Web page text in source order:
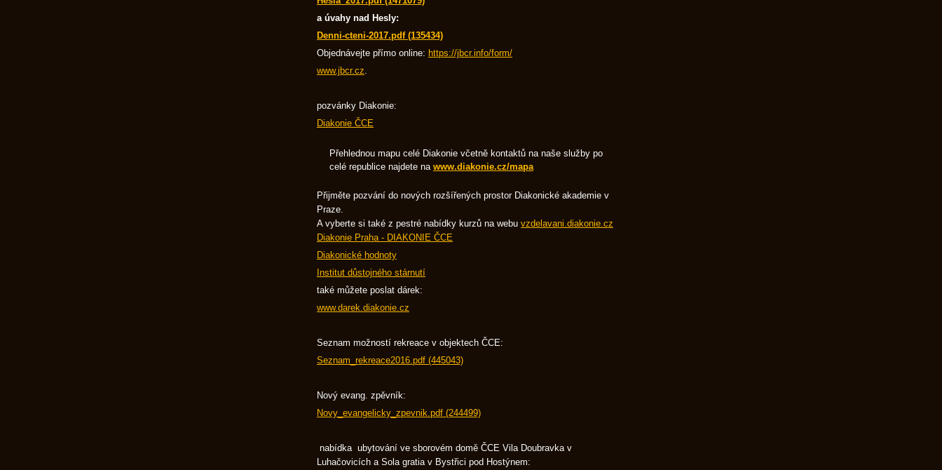
a úvahy nad Hesly:
Denni-cteni-2017.pdf (135434)
Objednávejte přímo online: https://jbcr.info/form/
www.jbcr.cz.
pozvánky Diakonie:
Diakonie ČCE
Přehlednou mapu celé Diakonie včetně kontaktů na naše služby po
celé republice najdete na www.diakonie.cz/mapa
Přijměte pozvání do nových rozšířených prostor Diakonické akademie v
Praze.
A vyberte si také z pestré nabídky kurzů na webu vzdelavani.diakonie.cz
Diakonie Praha - DIAKONIE ČCE
Diakonické hodnoty
Institut důstojného stárnutí
také můžete poslat dárek:
www.darek.diakonie.cz
Seznam možností rekreace v objektech ČCE:
Seznam_rekreace2016.pdf (445043)
Nový evang. zpěvník:
Novy_evangelicky_zpevnik.pdf (244499)
nabídka ubytování ve sborovém domě ČCE Vila Doubravka v
Luhačovicích a Sola gratia v Bystřici pod Hostýnem: